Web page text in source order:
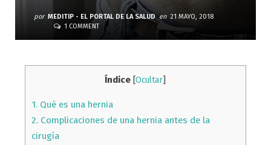
por MEDITIP - EL PORTAL DE LA SALUD en 21 MAYO, 2018
1 COMMENT
Índice [Ocultar]
1.Qué es una hernia
2.Complicaciones de una hernia antes de la
cirugía